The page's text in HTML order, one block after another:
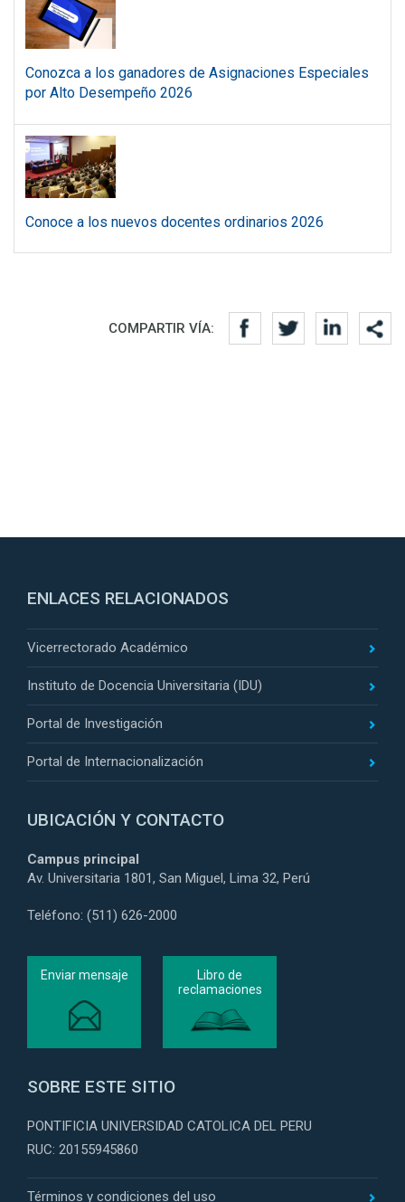
Conozca a los ganadores de Asignaciones Especiales
por Alto Desempeño 2026
Conoce a los nuevos docentes ordinarios 2026
Redes sociales
COMPARTIR VÍA:
ENLACES RELACIONADOS
Vicerrectorado Académico
Instituto de Docencia Universitaria (IDU)
Portal de Investigación
Portal de Internacionalización
UBICACIÓN Y CONTACTO
Campus principal
Av. Universitaria 1801, San Miguel, Lima 32, Perú
Teléfono: (511) 626-2000
Enviar mensaje
Libro de
reclamaciones
SOBRE ESTE SITIO
PONTIFICIA UNIVERSIDAD CATOLICA DEL PERU
RUC: 20155945860
Términos y condiciones del uso